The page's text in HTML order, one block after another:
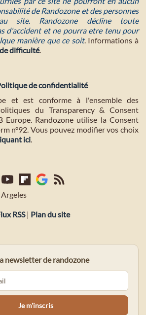
de Randozone et des personnes
site. Randozone décline toute
d'accident et ne pourra etre tenu pour
manière que ce soit. Informations à
difficulté.
de confidentialité
et est conforme à l'ensemble des
du Transparency & Consent
Europe. Randozone utilise la Consent
n°92. Vous pouvez modifier vos choix
ici.
RSS| Plan du site
newsletter de randozone